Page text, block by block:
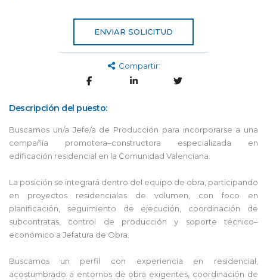
ENVIAR SOLICITUD
Compartir:
Descripción del puesto:
Buscamos un/a Jefe/a de Producción para incorporarse a una
compañía promotora–constructora especializada en
edificación residencial en la Comunidad Valenciana.
La posición se integrará dentro del equipo de obra, participando
en proyectos residenciales de volumen, con foco en
planificación, seguimiento de ejecución, coordinación de
subcontratas, control de producción y soporte técnico–
económico a Jefatura de Obra.
Buscamos un perfil con experiencia en residencial,
acostumbrado a entornos de obra exigentes, coordinación de